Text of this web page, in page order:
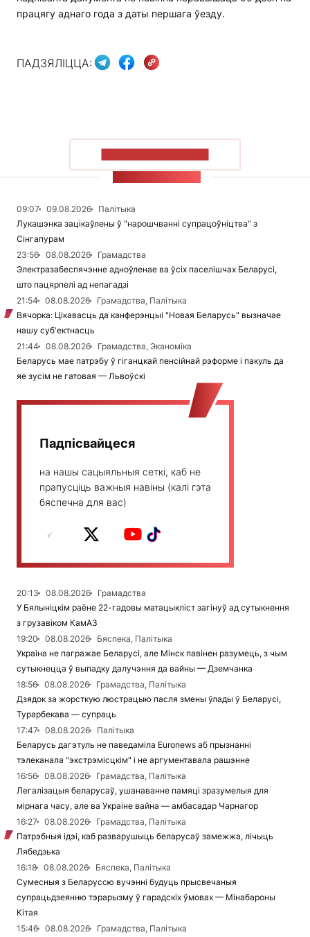
працягу аднаго года з даты першага ўезду.
ПАДЗЯЛІЦЦА:
09:07 09.08.2026
Палітыка
Лукашэнка зацікаўлены ў "нарошчванні супрацоўніцтва" з
Сінгапурам
23:56
08.08.2026
Грамадства
Электразабеспячэнне адноўленае ва ўсіх паселішчах Беларусі,
што пацярпелі ад непагадзі
21:54
08.08.2026
Грамадства, Палітыка
Вячорка: Цікавасць да канферэнцыі "Новая Беларусь" вызначае
нашу суб'ектнасць
21:44
08.08.2026
Грамадства, Эканоміка
Беларусь мае патрэбу ў гіганцкай пенсійнай рэформе і пакуль да
яе зусім не гатовая — Львоўскі
Падпісвайцеся
на нашы сацыяльныя сеткі, каб не
прапусціць важныя навіны (калі гэта
бяспечна для вас)
20:13 08.08.2026
Грамадства
У Бялыніцкім раёне 22-гадовы матацыкліст загінуў ад сутыкнення
з грузавіком КамАЗ
19:20
08.08.2026
Бяспека, Палітыка
Украіна не пагражае Беларусі, але Мінск павінен разумець, з чым
сутыкнецца ў выпадку далучэння да вайны — Дземчанка
18:56
08.08.2026
Грамадства, Палітыка
Дзядок за жорсткую люстрацыю пасля змены ўлады ў Беларусі,
Турарбекава — супраць
17:47
08.08.2026
Палітыка
Беларусь дагэтуль не паведаміла Euronews аб прызнанні
тэлеканала "экстрэмісцкім" і не аргументавала рашэнне
16:56
08.08.2026
Грамадства, Палітыка
Легалізацыя беларусаў, ушанаванне памяці зразумелыя для
мірнага часу, але ва Украіне вайна — амбасадар Чарнагор
16:27
08.08.2026
Грамадства, Палітыка
Патрэбныя ідэі, каб разварушыць беларусаў замежжа, лічыць
Лябедзька
16:18
08.08.2026
Бяспека, Палітыка
Сумесныя з Беларуссю вучэнні будуць прысвечаныя
супрацьдзеянню тэрарызму ў гарадскіх ўмовах — Мінабароны
Кітая
15:46
08.08.2026
Грамадства, Палітыка